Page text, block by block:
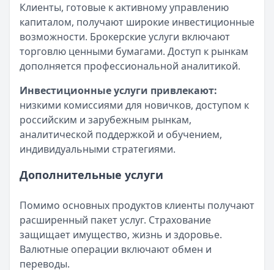
Клиенты, готовые к активному управлению
капиталом, получают широкие инвестиционные
возможности. Брокерские услуги включают
торговлю ценными бумагами. Доступ к рынкам
дополняется профессиональной аналитикой.
Инвестиционные услуги привлекают:
низкими комиссиями для новичков, доступом к
российским и зарубежным рынкам,
аналитической поддержкой и обучением,
индивидуальными стратегиями.
Дополнительные услуги
Помимо основных продуктов клиенты получают
расширенный пакет услуг. Страхование
защищает имущество, жизнь и здоровье.
Валютные операции включают обмен и
переводы.